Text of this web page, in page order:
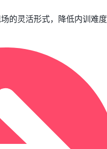
的灵活形式，降低内训难度